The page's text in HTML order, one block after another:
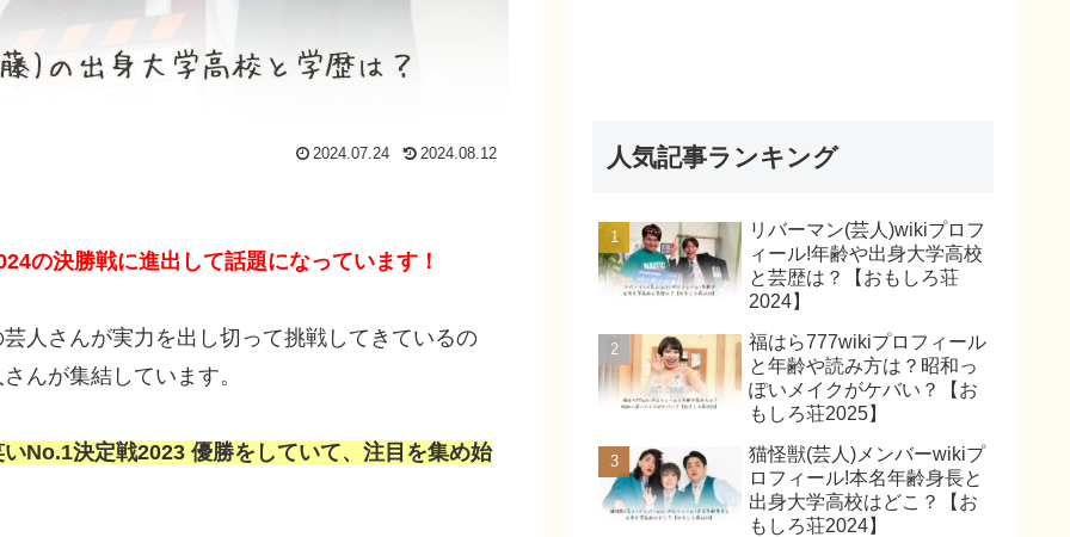
2024.07.24 2024.08.12
の決勝戦に進出して話題になっています！
人さんが実力を出し切って挑戦してきているの
んが集結しています。
No.1決定戦2023 優勝をしていて、注目を集め始
人気記事ランキング
リバーマン(芸人)wikiプロフ
ィール!年齢や出身大学高校
と芸歴は？【おもしろ荘
2024】
福はら777wikiプロフィール
と年齢や読み方は？昭和っ
ぽいメイクがケバい？【お
もしろ荘2025】
猫怪獣(芸人)メンバーwikiプ
ロフィール!本名年齢身長と
出身大学高校はどこ？【お
もしろ荘2024】